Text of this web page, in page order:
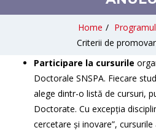
Home /
Criterii de
Participare la cursurile
Doctorale SNSPA. Fiecare
alege dintr-o listă de cursuri,
Doctorate. Cu excepția
cercetare și inovare”,